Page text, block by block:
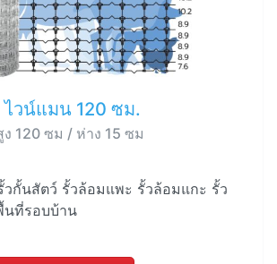
วน์แมน 120 ซม.
120 ซม / ห่าง 15 ซม
วกั้นสัตว์ รั้วล้อมแพะ รั้วล้อมแกะ รั้ว
ที่รอบบ้าน